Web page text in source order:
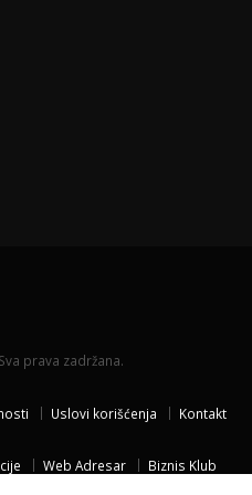
prava zadržana.
Uslovi korišćenja Kontakt
Web Adresar
Biznis Klub